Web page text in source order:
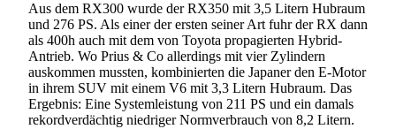
Aus dem RX300 wurde der RX350 mit 3,5 Litern Hubraum
und 276 PS. Als einer der ersten seiner Art fuhr der RX dann
als 400h auch mit dem von Toyota propagierten Hybrid-
Antrieb. Wo Prius & Co allerdings mit vier Zylindern
auskommen mussten, kombinierten die Japaner den E-Motor
in ihrem SUV mit einem V6 mit 3,3 Litern Hubraum. Das
Ergebnis: Eine Systemleistung von 211 PS und ein damals
rekordverdächtig niedriger Normverbrauch von 8,2 Litern.